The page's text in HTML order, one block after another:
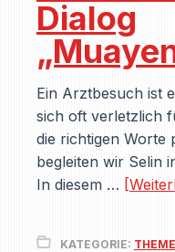
Dialog
Ein Arztbesuch ist
sich oft verletzlich
die richtigen Worte
begleiten wir Selin
In diesem …
KATEGORIE: